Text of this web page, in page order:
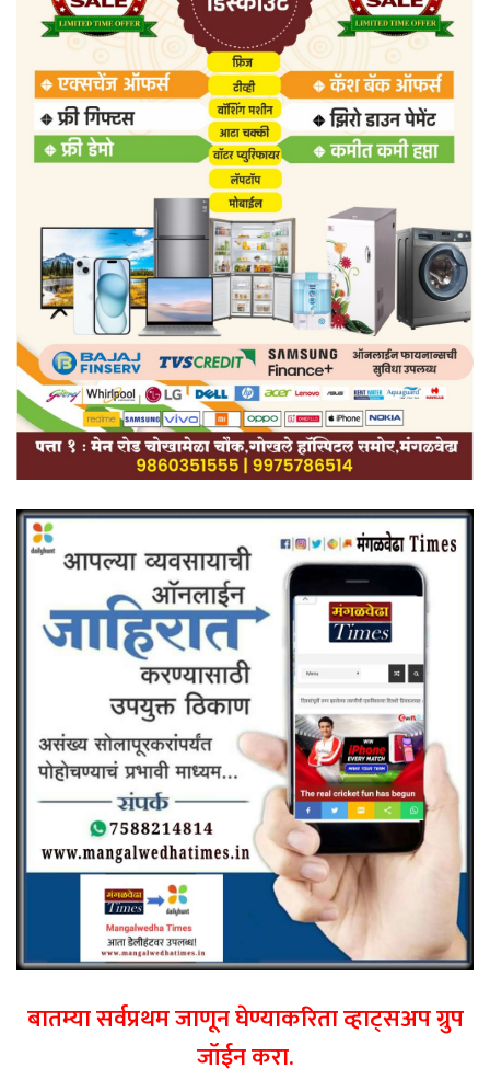
बातम्या सर्वप्रथम जाणून घेण्याकरिता व्हाट्सअप ग्रुप
जॉईन करा.